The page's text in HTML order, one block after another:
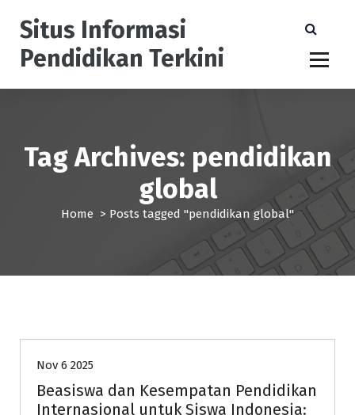
Situs Informasi
Pendidikan Terkini
Tag Archives: pendidikan
global
Home > Posts tagged "pendidikan global"
Nov 6 2025
Beasiswa dan Kesempatan Pendidikan
Internasional untuk Siswa Indonesia: